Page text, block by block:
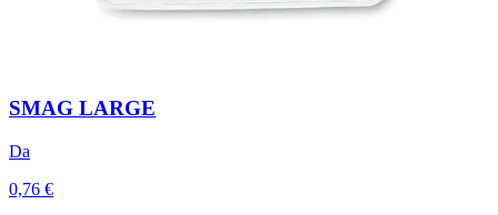
SMAG LARGE
Da
0,76 €